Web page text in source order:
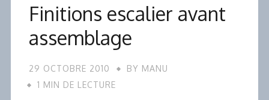
Finitions escalier avant
assemblage
29 OCTOBRE 2010 BY MANU
1 MIN DE LECTURE